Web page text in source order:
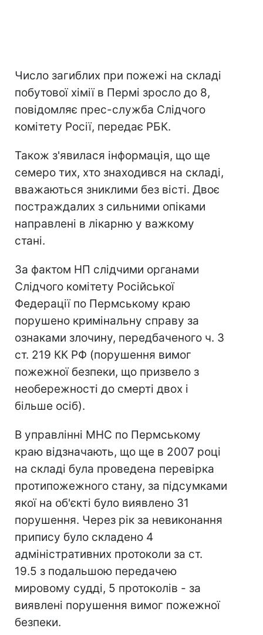
Число загиблих при пожежі на складі
побутової хімії в Пермі зросло до 8,
повідомляє прес-служба Слідчого
комітету Росії, передає РБК.
Також з'явилася інформація, що ще
семеро тих, хто знаходився на складі,
вважаються зниклими без вісті. Двоє
постраждалих з сильними опіками
направлені в лікарню у важкому
стані.
За фактом НП слідчими органами
Слідчого комітету Російської
Федерації по Пермському краю
порушено кримінальну справу за
ознаками злочину, передбаченого ч. 3
ст. 219 КК РФ (порушення вимог
пожежної безпеки, що призвело з
необережності до смерті двох і
більше осіб).
В управлінні МНС по Пермському
краю відзначають, що ще в 2007 році
на складі була проведена перевірка
протипожежного стану, за підсумками
якої на об'єкті було виявлено 31
порушення. Через рік за невиконання
припису було складено 4
адміністративних протоколи за ст.
19.5 з подальшою передачею
мировому судді, 5 протоколів - за
виявлені порушення вимог пожежної
безпеки.